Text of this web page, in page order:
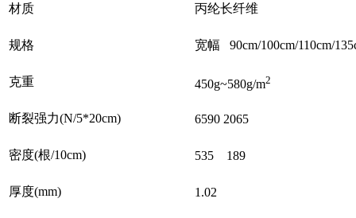
材质 丙纶长纤维
规格 宽幅 90cm/100cm/110cm/
克重 450g~580g/m2
断裂强力(N/5*20cm) 6590 2065
密度(根/10cm) 535 189
厚度(mm) 1.02